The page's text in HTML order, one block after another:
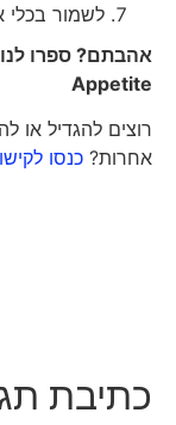
לשמור בכלי
אהבתם? ספרו לנו
Appetite
רוצים להגדיל או
אחרות?כנסו לקישור
כתיבת